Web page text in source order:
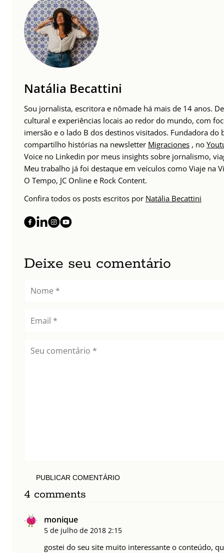
Natália Becattini
Sou jornalista, escritora e nômade há mais de 14 anos.
cultural e experiências locais ao redor do mundo, com
imersão e o lado B dos destinos visitados. Fundadora
compartilho histórias na newsletter Migraciones , no
Voice no Linkedin por meus insights sobre jornalismo,
Meu trabalho já foi destaque em veículos como Viaje na
O Tempo, JC Online e Rock Content.
Confira todos os posts escritos por Natália Becattini
Deixe seu comentário
PUBLICAR COMENTÁRIO
4 comments
monique
5 de julho de 2018 2:15
gostei do seu site muito interessante o conteúdo,